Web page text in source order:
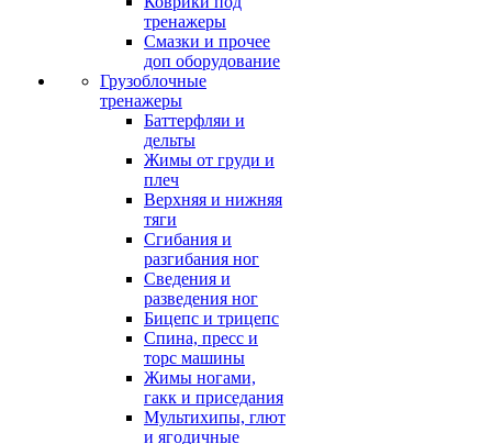
тренажеры
Смазки и прочее
доп оборудование
Грузоблочные
тренажеры
Баттерфляи и
дельты
Жимы от груди и
плеч
Верхняя и нижняя
тяги
Сгибания и
разгибания ног
Сведения и
разведения ног
Бицепс и трицепс
Спина, пресс и
торс машины
Жимы ногами,
гакк и приседания
Мультихипы, глют
и ягодичные